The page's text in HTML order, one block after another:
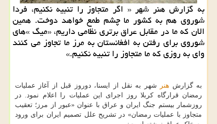
به گزارش هنر شهر « اگر متجاوز را تنبیه نكنیم، فردا
شوروی هم به كشور ما چشم طمع خواهد دوخت. همین
الان كه ما در مقابل عراق برتری نظامی داریم، «میگ »های
شوروی برای رفتن به افغانستان به مرز ما تجاوز می كنند
وای به روزی كه ما متجاوز را تنبیه نكنیم.»
به گزارش هنر
شهر به نقل از ایسنا، دوروز قبل از آغاز عملیات
رمضان قرارگاه کربلا روز اجرای این عملیات را اعلام نمود. در
روزشمار بیستم جنگ ایران و عراق با عنوان «عبور از مرز؛ تعقیب
متجاوز با عملیات رمضان» در تشریح علل تصمیم ایران برای ورود